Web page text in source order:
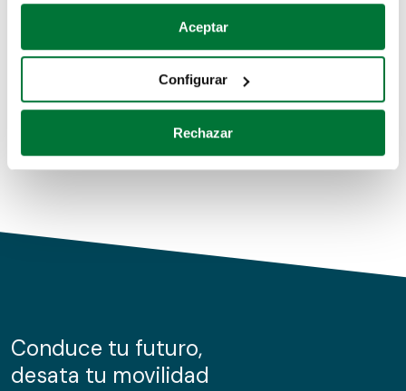
Si lo permite, también quisiéramos:
Recopilar información sobre su ubicación geográfica
Identificar su dispositivo analizándolo activamente
para buscar características específicas (huellas
Obtenga más información sobre cómo se procesan sus
de cookies.
información sobre el uso que haga del sitio web con
nuestros partners de redes sociales, publicidad y análisis
Aceptar
Configurar
Rechazar
Coches de segunda mano
Coches de km0
Conduce tu futuro,
desata tu movilidad